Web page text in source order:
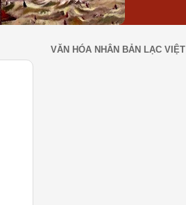
VĂN HÓA NHÂN BẢN LẠC VIỆT